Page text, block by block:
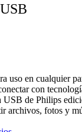
uso en cualquier
con
USB de Philips
archivos, fotos y